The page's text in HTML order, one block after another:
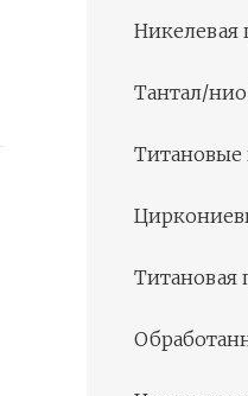
Никелевая
Тантал/
Титановые
Титановая